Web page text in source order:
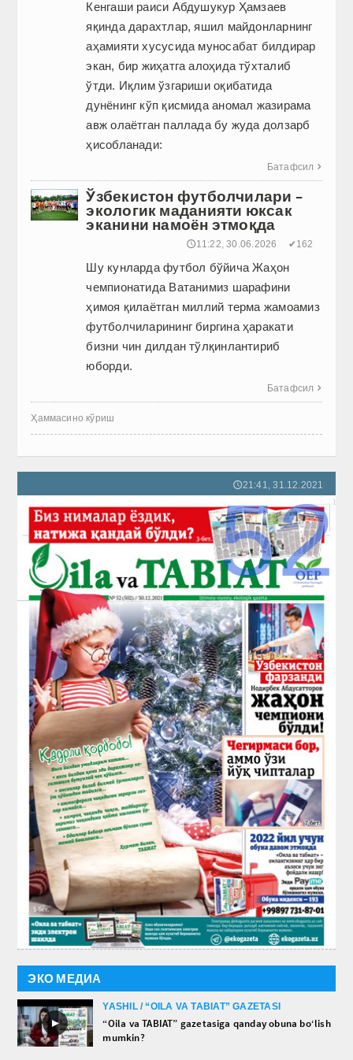
Кенгаши раиси Абдушукур Ҳамзаев
яқинда дарахтлар, яшил майдонларнинг
аҳамияти хусусида муносабат билдирар
экан, бир жиҳатга алоҳида тўхталиб
ўтди. Иқлим ўзгариши оқибатида
дунёнинг кўп қисмида аномал жазирама
авж олаётган паллада бу жуда долзарб
ҳисобланади:
Батафсил 
Ўзбекистон футболчилари –
экологик маданияти юксак
эканини намоён этмоқда
🕔11:22, 30.06.2026 ✔162
Шу кунларда футбол бўйича Жаҳон
чемпионатида Ватанимиз шарафини
ҳимоя қилаётган миллий терма жамоамиз
футболчиларининг биргина ҳаракати
бизни чин дилдан тўлқинлантириб
юборди.
Батафсил 
Ҳаммасино кўриш
🕔21:41, 31.12.2021
52
ЭКО МЕДИА
►
YASHIL / “OILA VA TABIAT” GAZETASI
“Oila va TABIAT” gazetasiga qanday obuna bo‘lish
mumkin?